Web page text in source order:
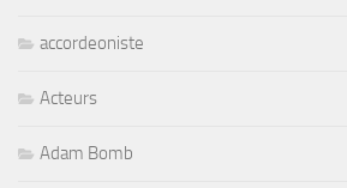
accordeoniste
Acteurs
Adam Bomb